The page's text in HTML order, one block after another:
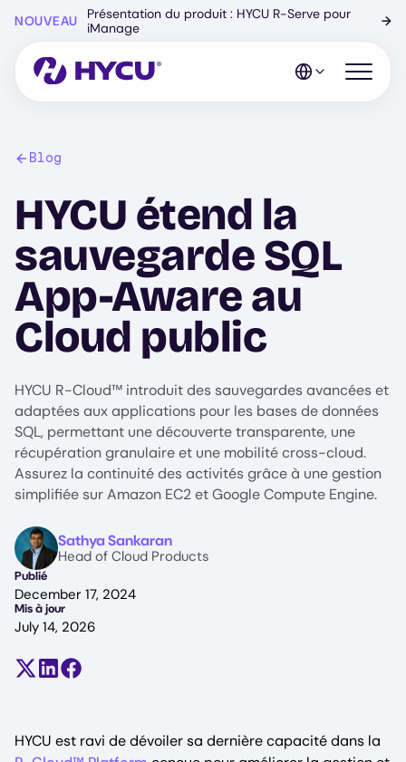
content
NOUVEAU
Présentation du produit : HYCU R-Serve pour
iManage
→
Open
Blog
HYCU étend la
sauvegarde SQL
App-Aware au
Cloud public
HYCU R-Cloud™ introduit des sauvegardes avancées et
adaptées aux applications pour les bases de données
SQL, permettant une découverte transparente, une
récupération granulaire et une mobilité cross-cloud.
Assurez la continuité des activités grâce à une gestion
simplifiée sur Amazon EC2 et Google Compute Engine.
ImageSathya Sankaran
Head of Cloud Products
Publié
December 17, 2024
Mis à jour
July 14, 2026
Partager sur X (anciennement Twitter)
Partager sur LinkedIn
Partager sur Facebook
HYCU est ravi de dévoiler sa dernière capacité dans la